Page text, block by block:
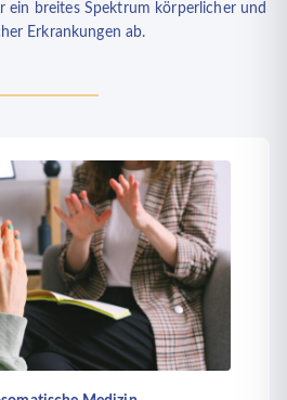
ein breites Spektrum körperlicher und
Erkrankungen ab.